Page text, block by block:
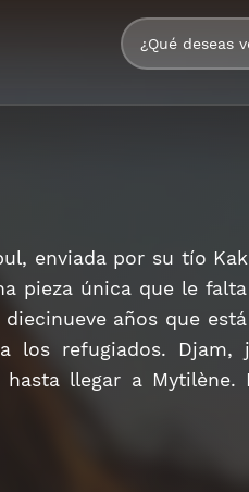
enviada por su tío
pieza única que le
años que
refugiados. Djam,
llegar a Mytilène.